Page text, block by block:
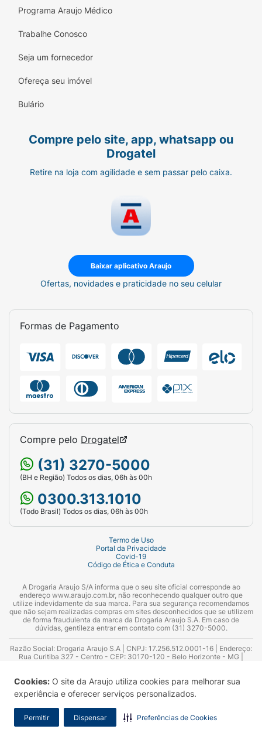
Cookies: O site da Araujo utiliza cookies para melhorar sua
experiência e oferecer serviços personalizados.
Permitir Dispensar Preferências de Cookies
Programa Araujo Médico
Trabalhe Conosco
Seja um fornecedor
Ofereça seu imóvel
Bulário
Compre pelo site, app, whatsapp ou
Drogatel
Retire na loja com agilidade e sem passar pelo caixa.
Baixar aplicativo Araujo
Ofertas, novidades e praticidade no seu celular
Formas de Pagamento
Compre pelo Drogatel
(31) 3270-5000
(BH e Região) Todos os dias, 06h às 00h
0300.313.1010
(Todo Brasil) Todos os dias, 06h às 00h
Termo de Uso
Portal da Privacidade
Covid-19
Código de Ética e Conduta
A Drogaria Araujo S/A informa que o seu site oficial corresponde ao
endereço www.araujo.com.br, não reconhecendo qualquer outro que
utilize indevidamente da sua marca. Para sua segurança recomendamos
que não sejam realizadas compras em sites desconhecidos que se utilizem
de forma fraudulenta da marca da Drogaria Araujo S.A. Em caso de
dúvidas, gentileza entrar em contato com (31) 3270-5000.
Razão Social: Drogaria Araujo S.A | CNPJ: 17.256.512.0001-16 | Endereço:
Rua Curitiba 327 - Centro - CEP: 30170-120 - Belo Horizonte - MG |
Azevedo Guimarães – CRF 10.965 | Yasmin Silva Alvarenga – CRF 52.584 -
Consultor substituto: Thiago Aguiar Pinheiro - CRF Nº 13.748. Alvará
Sanitário: 2025020713 | Autorização de Funcionamento da Empresa (AFE):